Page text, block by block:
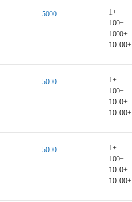
5000
1+
100+
1000+
10000+
5000
1+
100+
1000+
10000+
5000
1+
100+
1000+
10000+